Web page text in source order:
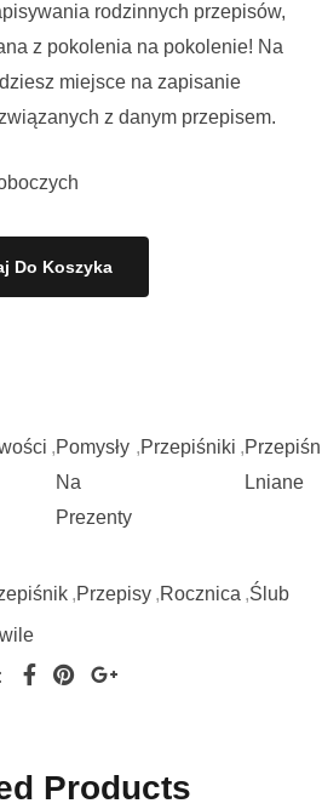
rodzinnych przepisów,
z pokolenia na pokolenie! Na
miejsce na zapisanie
z danym przepisem.
Do Koszyka
,Pomysły
Na
Prezenty
,Przepiśniki ,
Lniane
,Przepisy ,Rocznica ,Ślub
Products